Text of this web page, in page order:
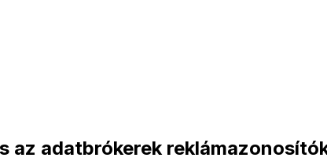
az adatbrókerek